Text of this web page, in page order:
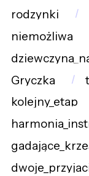
rodzynki
niemożliwa
Gryczka
kolejny_etap